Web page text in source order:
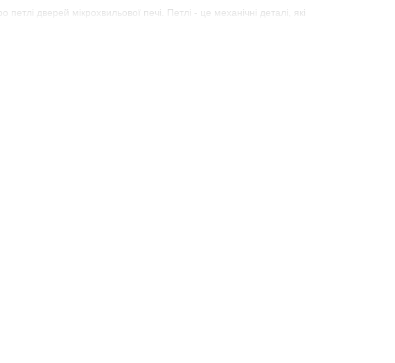
дверей мікрохвильової печі. Петлі - це механічні деталі, які